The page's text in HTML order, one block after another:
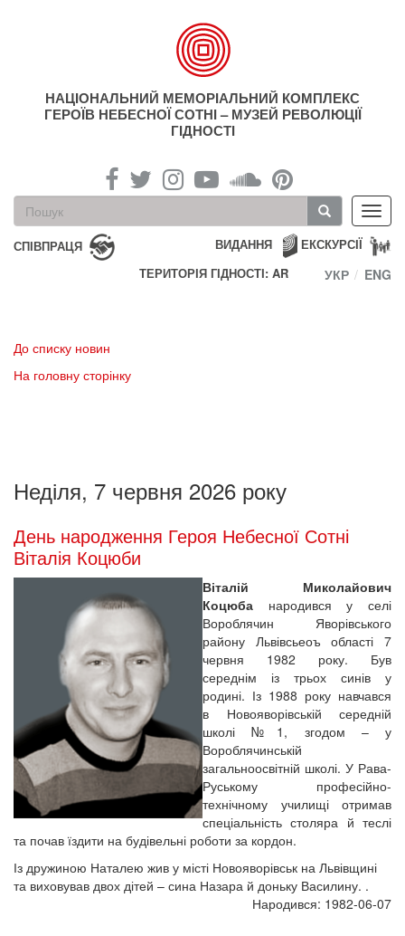
НАЦІОНАЛЬНИЙ МЕМОРІАЛЬНИЙ КОМПЛЕКС
ГЕРОЇВ НЕБЕСНОЇ СОТНІ – МУЗЕЙ РЕВОЛЮЦІЇ
ГІДНОСТІ
Пошукова
форма
Пошук
СПІВПРАЦЯ ЕКСКУРСІЇ
ВИДАННЯ
ТЕРИТОРІЯ ГІДНОСТІ: AR
УКР ENG
До списку новин
На головну сторінку
Неділя, 7 червня 2026 року
День народження Героя Небесної Сотні
Віталія Коцюби
Віталій Миколайович
Коцюба народився у селі
Вороблячин Яворівського
району Львівсьеоъ області 7
червня 1982 року. Був
середнім із трьох синів у
родині. Із 1988 року навчався
в Новояворівській середній
школі №1, згодом – у
Вороблячинській
загальноосвітній школі. У Рава-
Руському професійно-
технічному училищі отримав
спеціальність столяра й теслі
та почав їздити на будівельні роботи за кордон.
Із дружиною Наталею жив у місті Новояворівськ на Львівщині
та виховував двох дітей – сина Назара й доньку Василину. .
Народився: 1982-06-07